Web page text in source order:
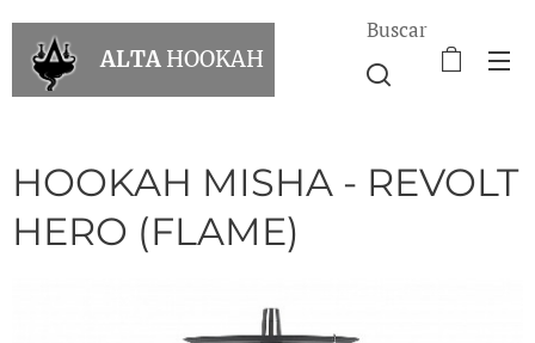
ALTA HOOKAH
Buscar
HOOKAH MISHA - REVOLT
HERO (FLAME)